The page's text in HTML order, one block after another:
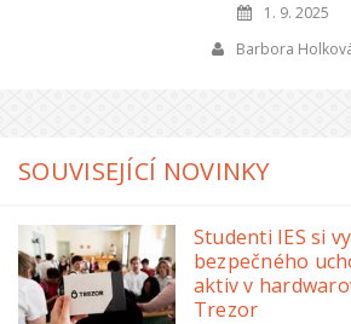
1. 9. 2025
Barbora
SOUVISEJÍCÍ NOVINKY
Studenti IES si
bezpečného
aktiv v
Trezor